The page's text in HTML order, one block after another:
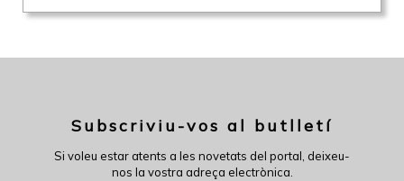
Subscriviu-vos al butlletí
Si voleu estar atents a les novetats del portal, deixeu-
nos la vostra adreça electrònica.